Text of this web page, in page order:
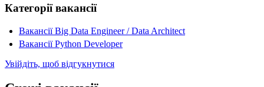
Категорії вакансії
Вакансії Big Data Engineer / Data Architect
Вакансії Python Developer
Увійдіть, щоб відгукнутися